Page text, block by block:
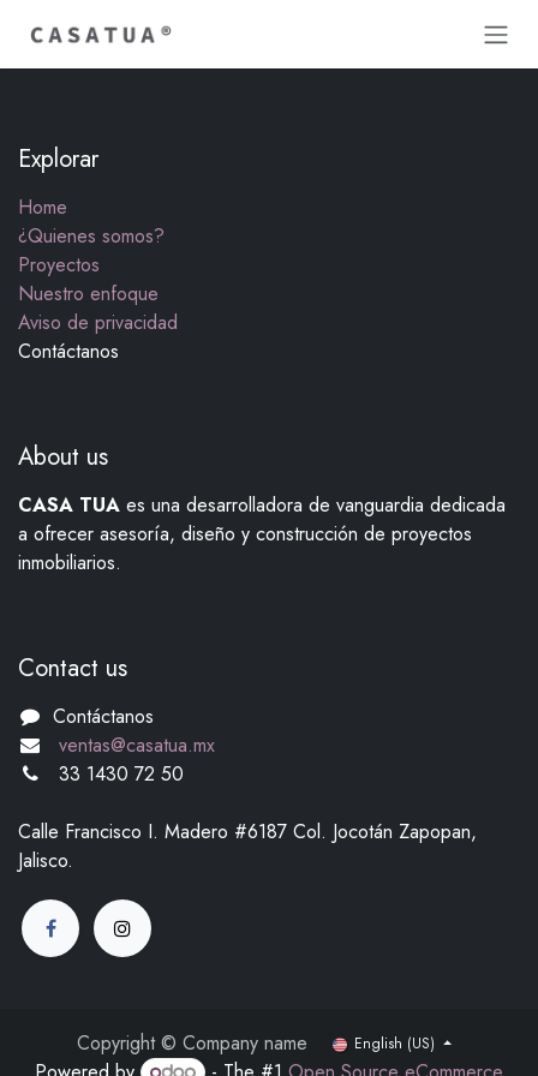
Explorar
Home
¿Quienes somos?
Proyectos
Nuestro enfoque
Aviso de privacidad
Contáctanos
About us
CASA TUA es una desarrolladora de vanguardia dedicada
a ofrecer asesoría, diseño y construcción de proyectos
inmobiliarios.
Contact us
Contáctanos
ventas@casatua.mx
33 1430 72 50
Calle Francisco I. Madero #6187 Col. Jocotán Zapopan,
Jalisco.
Copyright © Company name English (US)